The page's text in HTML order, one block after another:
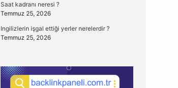
Saat kadranı neresi ?
Temmuz 25, 2026
Ingilizlerin işgal ettiği yerler nerelerdir ?
Temmuz 25, 2026